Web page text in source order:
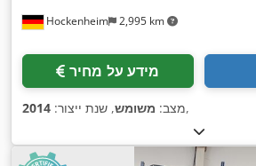
Hockenheim 2,995 km
מידע על מחיר
מצב: משומש, שנת ייצור: 2014 ,